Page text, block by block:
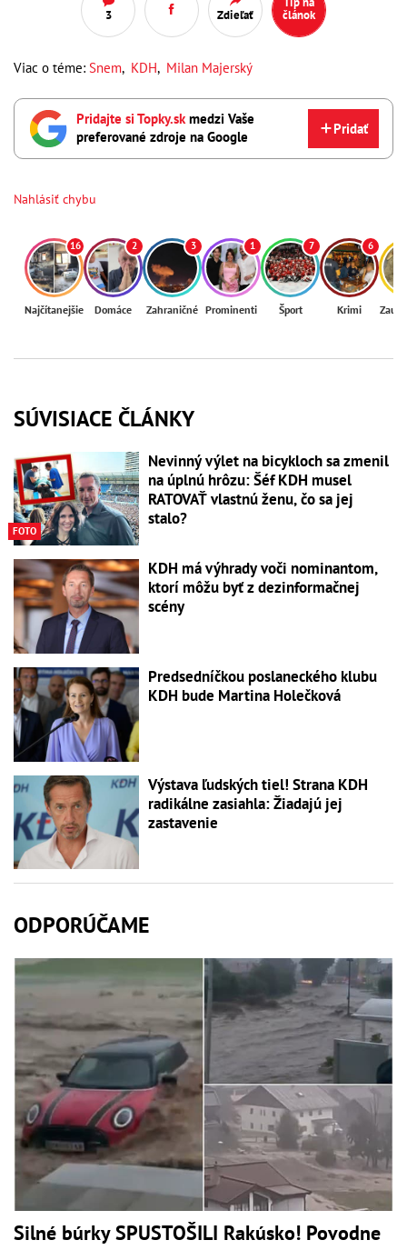
3 Zdieľať
článok
Viac o téme: Snem, KDH, Milan Majerský
Pridajte si Topky.skmedzi Vaše
preferované zdroje na Google
Pridať
Nahlásiť chybu
16
Najčítanejšie
2
Domáce
3
Zahraničné
1
Prominenti
7
Šport
6
Krimi
SÚVISIACE ČLÁNKY
FOTO
Nevinný výlet na bicykloch sa zmenil
na úplnú hrôzu: Šéf KDH musel
RATOVAŤ vlastnú ženu, čo sa jej
stalo?
KDH má výhrady voči nominantom,
ktorí môžu byť z dezinformačnej
scény
Predsedníčkou poslaneckého klubu
KDH bude Martina Holečková
Výstava ľudských tiel! Strana KDH
radikálne zasiahla: Žiadajú jej
zastavenie
ODPORÚČAME
Silné búrky SPUSTOŠILI Rakúsko! Povodne